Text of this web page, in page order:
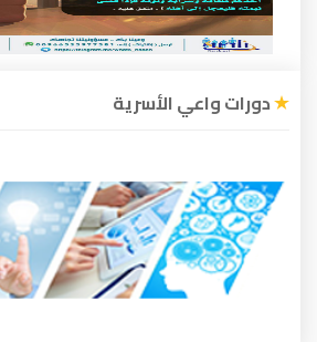
دورات واعي الأسرية